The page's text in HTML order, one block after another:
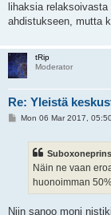
lihaksia
ahdistukseen, mutta
tRip
Moderator
Re: Yleistä
PMon 06 Mar 2017,
Näin ne vaan
huonoimman
Niin sanoo moni